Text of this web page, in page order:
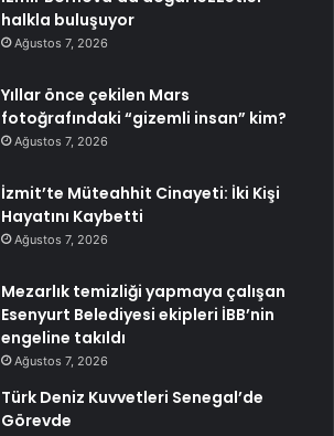
halkla buluşuyor
Ağustos 7, 2026
Yıllar önce çekilen Mars
fotoğrafındaki “gizemli insan” kim?
Ağustos 7, 2026
İzmit’te Müteahhit Cinayeti: İki Kişi
Hayatını Kaybetti
Ağustos 7, 2026
Mezarlık temizliği yapmaya çalışan
Esenyurt Belediyesi ekipleri İBB’nin
engeline takıldı
Ağustos 7, 2026
Türk Deniz Kuvvetleri Senegal’de
Görevde